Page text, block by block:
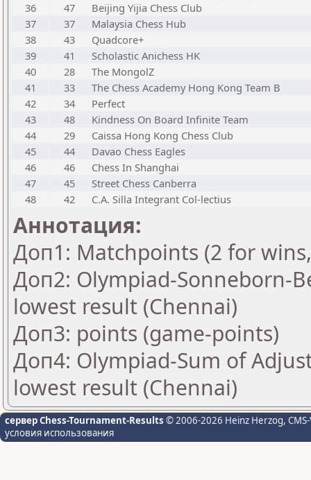
36
47
Beijing Yijia Chess Club
37
37
Malaysia Chess Hub
38
43
Quadcore+
39
41
Scholastic Anichess HK
40
28
The MongolZ
41
33
The Chess Academy Hong Kong Team B
42
34
Perfect
43
48
Kindness On Board Infinite Team
44
29
Caissa Hong Kong Chess Club
45
44
Davao Chess Eagles
46
46
Chess In Shanghai
47
45
Street Chess Canberra
48
42 C.A. Silla Integrant Col-lectius
Аннотация:
Доп1: Matchpoints (2 for
Доп2: Olympiad-Sonneborn-
lowest result (Chennai)
Доп3: points (game-points)
Доп4: Olympiad-Sum of
lowest result (Chennai)
сервер Chess-Tournament-Results © 2006-2026 Heinz Herzog,
условия использования